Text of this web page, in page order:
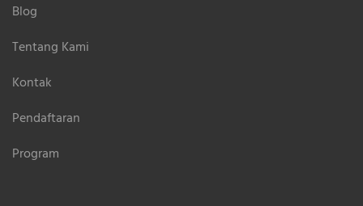
Blog
Tentang Kami
Kontak
Pendaftaran
Program